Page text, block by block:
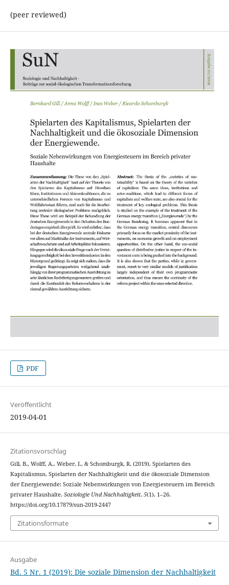
(peer reviewed)
PDF
Veröffentlicht
2019-04-01
Zitationsvorschlag
Gill, B., Wolff, A., Weber, I., & Schomburgk, R. (2019). Spielarten des
Kapitalismus, Spielarten der Nachhaltigkeit und die ökosoziale Dimension
der Energiewende: Soziale Nebenwirkungen von Energiesteuern im Bereich
privater Haushalte. Soziologie Und Nachhaltigkeit, 5(1), 1–26.
https://doi.org/10.17879/sun-2019-2447
Zitationsformate
Ausgabe
Bd. 5 Nr. 1 (2019): Die soziale Dimension der Nachhaltigkeit